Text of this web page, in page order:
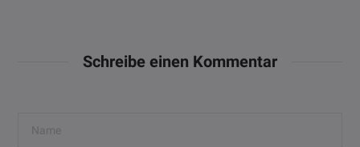
Schreibe einen Kommentar